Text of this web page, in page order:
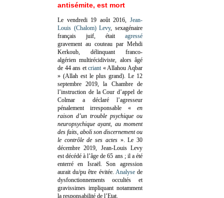
antisémite, est mort
Le vendredi 19 août 2016, Jean-
Louis (Chalom) Levy, sexagénaire
français juif, était agressé
gravement au couteau par Mehdi
Kerkoub, délinquant franco-
algérien multirécidiviste, alors âgé
de 44 ans etcriant « Allahou Aqbar
» (Allah est le plus grand). Le 12
septembre 2019, la Chambre de
l’instruction de la Cour d’appel de
Colmar a déclaré l’agresseur
pénalement irresponsable «en
raison d’un trouble psychique ou
neuropsychique ayant, au moment
des faits, aboli son discernement ou
le contrôle de ses actes». Le 30
décembre 2019, Jean-Louis Levy
est décédé à l’âge de 65 ans ; il a été
enterré en Israël. Son agression
aurait du/pu être évitée. Analysede
dysfonctionnements occultés et
gravissimes impliquant notamment
la responsabilité de l’Etat.